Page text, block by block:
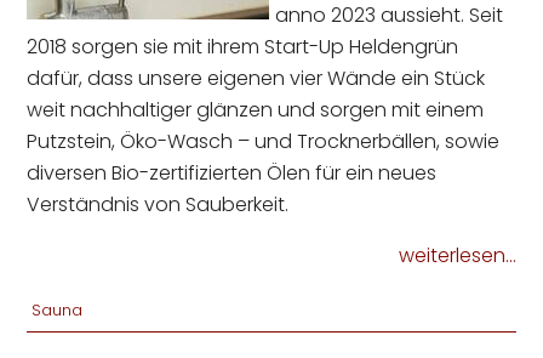
anno 2023 aussieht. Seit
2018 sorgen sie mit ihrem Start-Up Heldengrün
dafür, dass unsere eigenen vier Wände ein Stück
weit nachhaltiger glänzen und sorgen mit einem
Putzstein, Öko-Wasch – und Trocknerbällen, sowie
diversen Bio-zertifizierten Ölen für ein neues
Verständnis von Sauberkeit.
weiterlesen...
Sauna